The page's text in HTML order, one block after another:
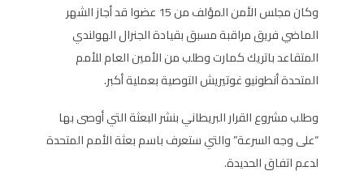
وكان مجلس الأمن المؤلف من 15 عضوا قد أجاز الشهر
الماضي فريق مراقبة مسبق بقيادة الجنرال الهولندي
المتقاعد باتريك كمارت وطلب من الأمين العام للأمم
المتحدة أنطونيو غوتيريش التوصية بعملية أكبر.
وطلب مشروع القرار البريطاني بنشر البعثة التي أوصى بها
“على وجه السرعة” والتي ستعرف باسم بعثة الأمم المتحدة
لدعم اتفاق الحديدة.